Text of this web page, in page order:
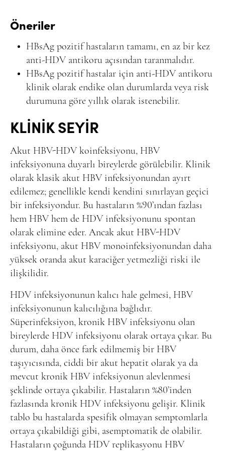
Öneriler
HBsAg pozitif hastaların tamamı, en az bir kez
anti-HDV antikoru açısından taranmalıdır.
HBsAg pozitif hastalar için anti-HDV antikoru
klinik olarak endike olan durumlarda veya risk
durumuna göre yıllık olarak istenebilir.
KLİNİK SEYİR
Akut HBV-HDV koinfeksiyonu, HBV
infeksiyonuna duyarlı bireylerde görülebilir. Klinik
olarak klasik akut HBV infeksiyonundan ayırt
edilemez; genellikle kendi kendini sınırlayan geçici
bir infeksiyondur. Bu hastaların %90’ından fazlası
hem HBV hem de HDV infeksiyonunu spontan
olarak elimine eder. Ancak akut HBV-HDV
infeksiyonu, akut HBV monoinfeksiyonundan daha
yüksek oranda akut karaciğer yetmezliği riski ile
ilişkilidir.
HDV infeksiyonunun kalıcı hale gelmesi, HBV
infeksiyonunun kalıcılığına bağlıdır.
Süperinfeksiyon, kronik HBV infeksiyonu olan
bireylerde HDV infeksiyonu olarak ortaya çıkar. Bu
durum, daha önce fark edilmemiş bir HBV
taşıyıcısında, ciddi bir akut hepatit olarak ya da
mevcut kronik HBV infeksiyonun alevlenmesi
şeklinde ortaya çıkabilir. Hastaların %80’inden
fazlasında kronik HDV infeksiyonu gelişir. Klinik
tablo bu hastalarda spesifik olmayan semptomlarla
ortaya çıkabildiği gibi, asemptomatik de olabilir.
Hastaların çoğunda HDV replikasyonu HBV